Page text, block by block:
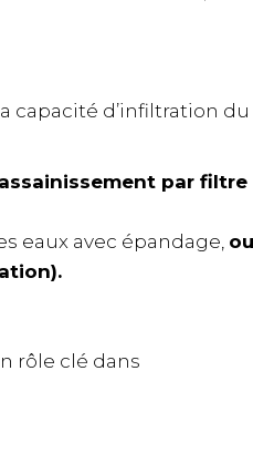
capacité d’infiltration du
par filtre
eaux avec épandage, ou
rôle clé dans